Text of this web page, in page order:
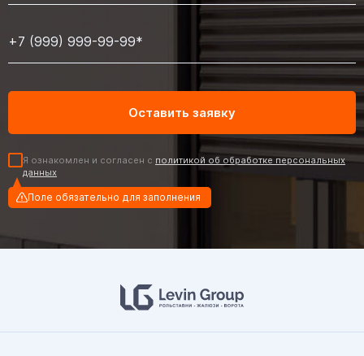
Я ознакомлен и согласен с политикой об обработке персональных
данных
Поле обязательно для заполнения